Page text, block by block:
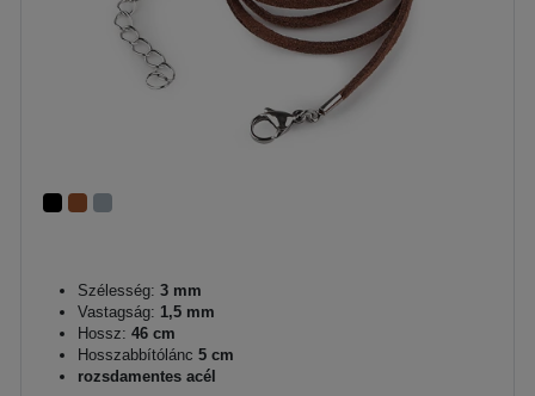
Szélesség: 3 mm
Vastagság: 1,5 mm
Hossz: 46 cm
Hosszabbítólánc 5 cm
rozsdamentes acél